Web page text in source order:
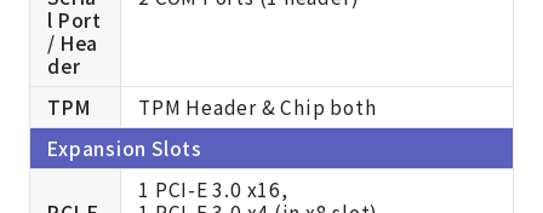
l Port
/ Hea
der
TPM
TPM Header & Chip both
Expansion Slots
1 PCI-E 3.0 x16,